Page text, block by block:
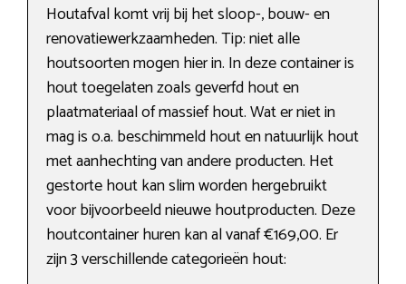
Houtafval komt vrij bij het sloop-, bouw- en
renovatiewerkzaamheden. Tip: niet alle
houtsoorten mogen hier in. In deze container is
hout toegelaten zoals geverfd hout en
plaatmateriaal of massief hout. Wat er niet in
mag is o.a. beschimmeld hout en natuurlijk hout
met aanhechting van andere producten. Het
gestorte hout kan slim worden hergebruikt
voor bijvoorbeeld nieuwe houtproducten. Deze
houtcontainer huren kan al vanaf €169,00. Er
zijn 3 verschillende categorieën hout: